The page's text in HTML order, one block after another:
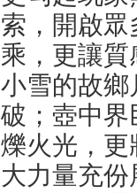
索，開啟
乘，更讓
小雪的故
破；壺中
爍火光，
大力量充